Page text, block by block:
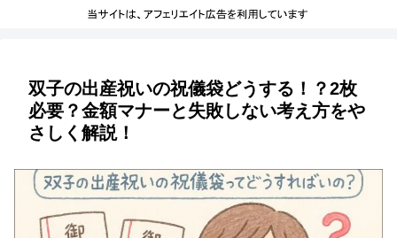
双子の出産祝いの祝儀袋どうする！？2枚
必要？金額マナーと失敗しない考え方をや
さしく解説！